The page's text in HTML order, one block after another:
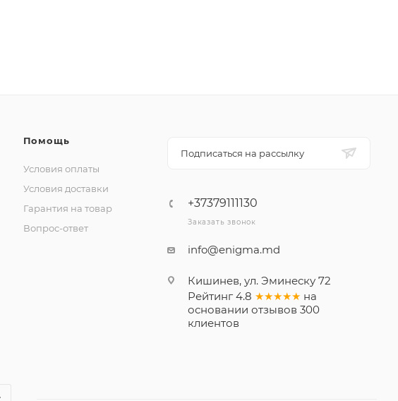
Помощь
Условия оплаты
Условия доставки
Гарантия на товар
Вопрос-ответ
Подписаться на рассылку
+37379111130
Заказать звонок
info@enigma.md
Кишинев, ул. Эминеску 72
Рейтинг 4.8 ★★★★★ на
основании отзывов 300
клиентов